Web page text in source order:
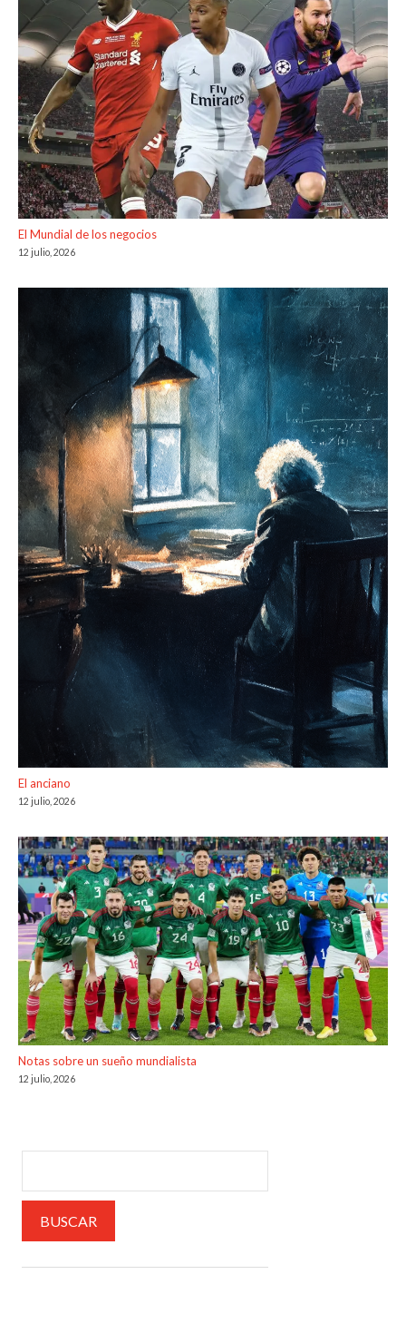
El Mundial de los negocios
12 julio, 2026
El anciano
12 julio, 2026
Notas sobre un sueño mundialista
12 julio, 2026